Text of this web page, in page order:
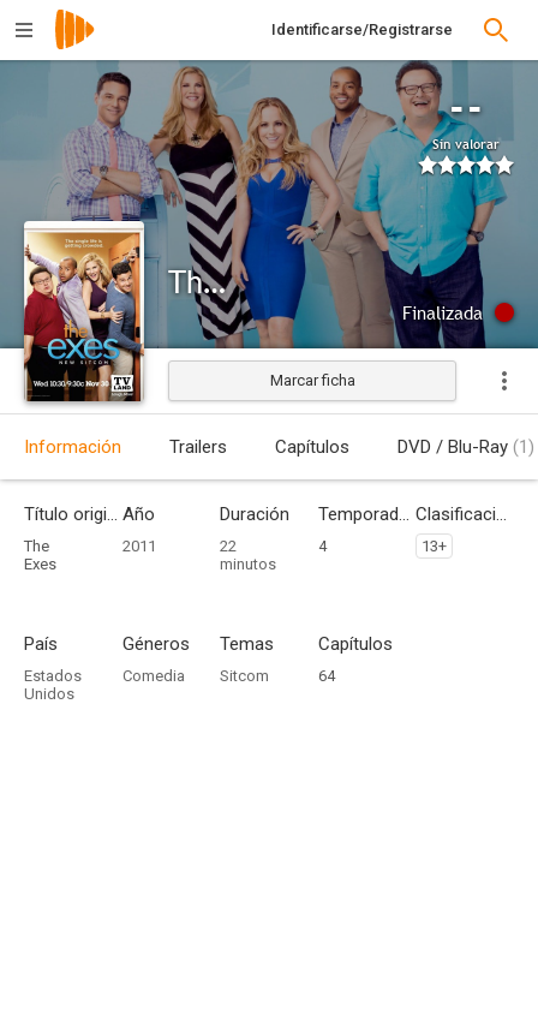
Identificarse/Registrarse
--
Sin valorar
The Exes
Finalizada
Marcar ficha
Información Trailers Capítulos DVD / Blu-Ray (1)
Título original
The
Exes
Año
2011
Duración
22
minutos
Temporadas
4
Clasificación por edades
13+
País
Estados
Unidos
Géneros
Comedia
Temas
Sitcom
Capítulos
64